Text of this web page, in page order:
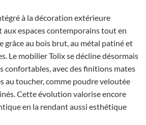
à la décoration extérieure
aux espaces contemporains tout en
grâce au bois brut, au métal patiné et
Le mobilier Tolix se décline désormais
confortables, avec des finitions mates
au toucher, comme poudre veloutée
Cette évolution valorise encore
en la rendant aussi esthétique